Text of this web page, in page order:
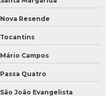
Nova Resende
Tocantins
Mário Campos
Passa Quatro
São João Evangelista